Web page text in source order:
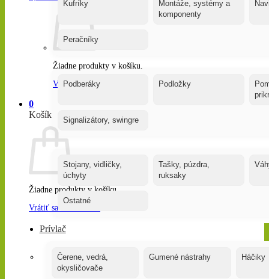
Žiadne produkty v košíku.
Vrátiť sa do obchodu
0
Košík
Žiadne produkty v košíku.
Vrátiť sa do obchodu
Kufríky
Montáže, systémy a
komponenty
Peračníky
Podberáky Podložky
Signalizátory, swingre
Stojany, vidličky,
úchyty
Tašky, púzdra,
ruksaky
Ostatné
Prívlač
Čerene, vedrá,
okysličovače
Gumené nástrahy Háčiky